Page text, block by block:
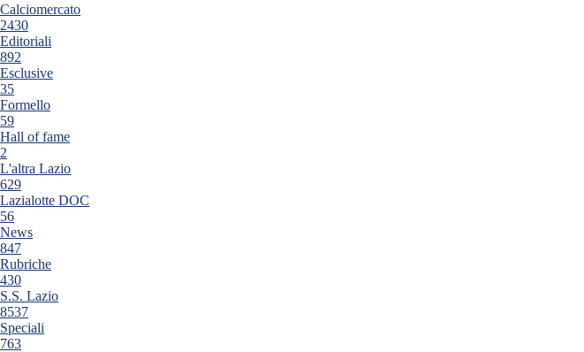
Calciomercato
2430
Editoriali
892
Esclusive
35
Formello
59
Hall of fame
2
L'altra Lazio
629
Lazialotte DOC
56
News
847
Rubriche
430
S.S. Lazio
8537
Speciali
763